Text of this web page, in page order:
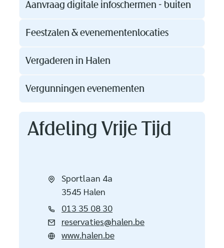
Aanvraag digitale infoschermen - buiten
Feestzalen & evenementenlocaties
Vergaderen in Halen
Vergunningen evenementen
Afdeling Vrije Tijd
Adres
Sportlaan 4a
,3545 Halen
013 35 08 30
E-mail
reservaties@halen.be
Website www.halen.be